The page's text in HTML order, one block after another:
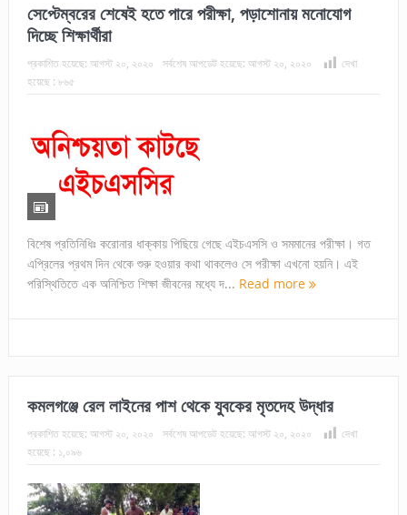
সেপ্টেম্বরের শেষেই হতে পারে পরীক্ষা, পড়াশোনায় মনোযোগ
দিচ্ছে শিক্ষার্থীরা
প্রকাশিত হয়েছে: আগস্ট ২০, ২০২০ সর্বশেষ আপডেট হয়েছে: আগস্ট ২০, ২০২০
দেখা
হয়েছে : ৮৬৫
বিশেষ প্রতিনিধিঃ করোনার ধাক্কায় পিছিয়ে গেছে এইচএসসি ও সমমানের পরীক্ষা। গত
এপ্রিলের প্রথম দিন থেকে শুরু হওয়ার কথা থাকলেও সে পরীক্ষা এখনো হয়নি। এই
পরিস্থিতিতে এক অনিশ্চিত শিক্ষা জীবনের মধ্যে দ... Read more
কমলগঞ্জে রেল লাইনের পাশ থেকে যুবকের মৃতদেহ উদ্ধার
প্রকাশিত হয়েছে: আগস্ট ২০, ২০২০ সর্বশেষ আপডেট হয়েছে: আগস্ট ২০, ২০২০
দেখা
হয়েছে : ১,০৯৬